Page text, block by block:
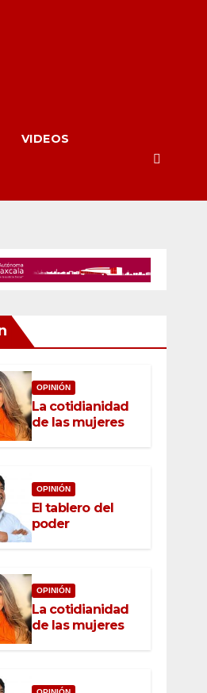
VIDEOS
OPINIÓN
La cotidianidad
de las mujeres
OPINIÓN
El tablero del
poder
OPINIÓN
La cotidianidad
de las mujeres